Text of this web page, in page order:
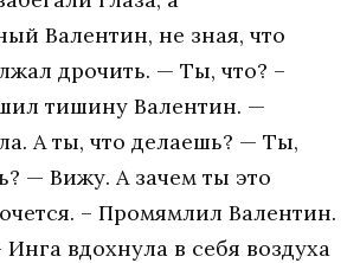
Валентин, не зная, что
дрочить. — Ты, что? –
тишину Валентин. —
А ты, что делаешь? — Ты,
— Вижу. А зачем ты это
– Промямлил Валентин.
вдохнула в себя воздуха